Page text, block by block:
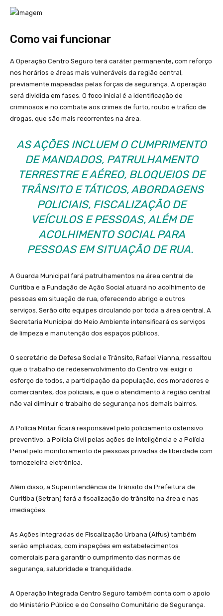
Como vai funcionar
A Operação Centro Seguro terá caráter permanente, com reforço
nos horários e áreas mais vulneráveis da região central,
previamente mapeadas pelas forças de segurança. A operação
será dividida em fases. O foco inicial é a identificação de
criminosos e no combate aos crimes de furto, roubo e tráfico de
drogas, que são mais recorrentes na área.
AS AÇÕES INCLUEM O CUMPRIMENTO
DE MANDADOS, PATRULHAMENTO
TERRESTRE E AÉREO, BLOQUEIOS DE
TRÂNSITO E TÁTICOS, ABORDAGENS
POLICIAIS, FISCALIZAÇÃO DE
VEÍCULOS E PESSOAS, ALÉM DE
ACOLHIMENTO SOCIAL PARA
PESSOAS EM SITUAÇÃO DE RUA.
A Guarda Municipal fará patrulhamentos na área central de
Curitiba e a Fundação de Ação Social atuará no acolhimento de
pessoas em situação de rua, oferecendo abrigo e outros
serviços. Serão oito equipes circulando por toda a área central. A
Secretaria Municipal do Meio Ambiente intensificará os serviços
de limpeza e manutenção dos espaços públicos.
O secretário de Defesa Social e Trânsito, Rafael Vianna, ressaltou
que o trabalho de redesenvolvimento do Centro vai exigir o
esforço de todos, a participação da população, dos moradores e
comerciantes, dos policiais, e que o atendimento à região central
não vai diminuir o trabalho de segurança nos demais bairros.
A Polícia Militar ficará responsável pelo policiamento ostensivo
preventivo, a Polícia Civil pelas ações de inteligência e a Polícia
Penal pelo monitoramento de pessoas privadas de liberdade com
tornozeleira eletrônica.
Além disso, a Superintendência de Trânsito da Prefeitura de
Curitiba (Setran) fará a fiscalização do trânsito na área e nas
imediações.
As Ações Integradas de Fiscalização Urbana (Aifus) também
serão ampliadas, com inspeções em estabelecimentos
comerciais para garantir o cumprimento das normas de
segurança, salubridade e tranquilidade.
A Operação Integrada Centro Seguro também conta com o apoio
do Ministério Público e do Conselho Comunitário de Segurança.